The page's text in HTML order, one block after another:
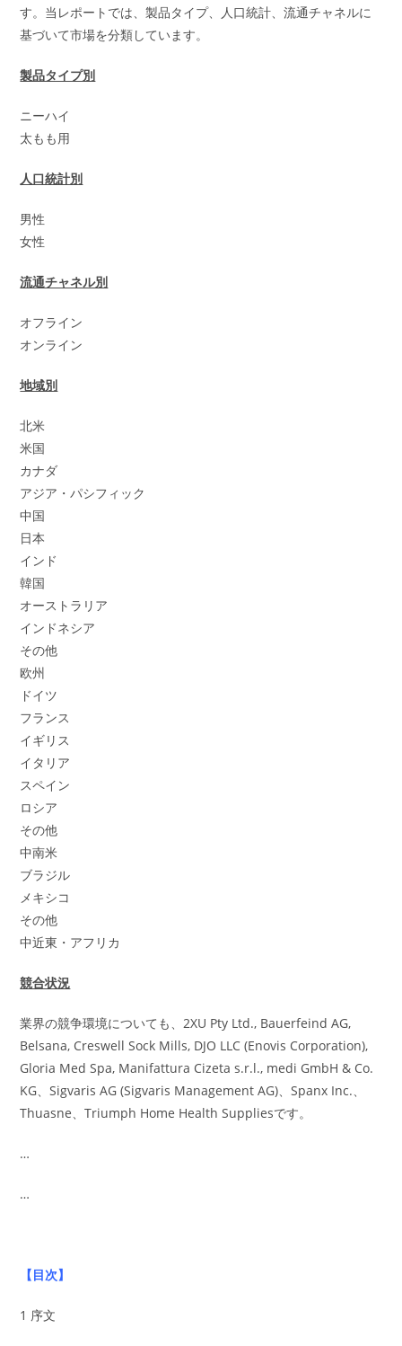
す。当レポートでは、製品タイプ、人口統計、流通チャネルに
基づいて市場を分類しています。
製品タイプ別
ニーハイ
太もも用
人口統計別
男性
女性
流通チャネル別
オフライン
オンライン
地域別
北米
米国
カナダ
アジア・パシフィック
中国
日本
インド
韓国
オーストラリア
インドネシア
その他
欧州
ドイツ
フランス
イギリス
イタリア
スペイン
ロシア
その他
中南米
ブラジル
メキシコ
その他
中近東・アフリカ
競合状況
業界の競争環境についても、2XU Pty Ltd., Bauerfeind AG,
Belsana, Creswell Sock Mills, DJO LLC (Enovis Corporation),
Gloria Med Spa, Manifattura Cizeta s.r.l., medi GmbH & Co.
KG、Sigvaris AG (Sigvaris Management AG)、Spanx Inc.、
Thuasne、Triumph Home Health Suppliesです。
…
…
【目次】
1 序文